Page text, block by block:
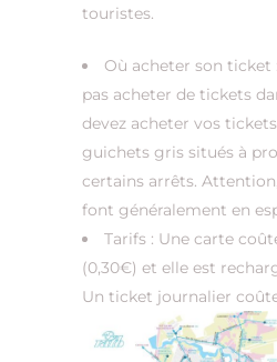
touristes.
Où acheter son ticket
pas acheter de tickets
devez acheter vos
guichets gris situés à
certains arrêts.
font généralement en
Tarifs : Une carte
(0,30€) et elle est
Un ticket journalier